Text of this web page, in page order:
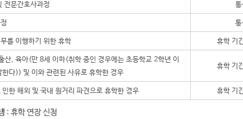
전문간호사과정 통
통
를 이행하기 위한 휴학 휴학 기
산, 육아(만 8세 이하(취학 중인 경우에는 초등학교 2학년 이
한다)) 및 이와 관련된 사유로 휴학한 경우
휴학 기
인한 해외 및 국내 원거리 파견으로 휴학한 경우 휴학 기
: 휴학 연장 신청